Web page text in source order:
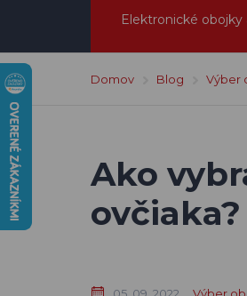
Elektronické obojky
Domov Blog Výber
Ako
ovčiaka?
05. 09. 2022